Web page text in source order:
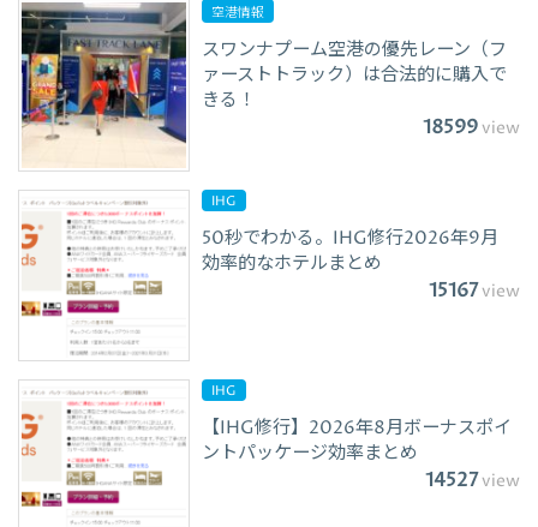
空港情報
スワンナプーム空港の優先レーン（フ
ァーストトラック）は合法的に購入で
きる！
18599view
IHG
50秒でわかる。IHG修行2026年9月
効率的なホテルまとめ
15167view
IHG
【IHG修行】2026年8月ボーナスポイ
ントパッケージ効率まとめ
14527view